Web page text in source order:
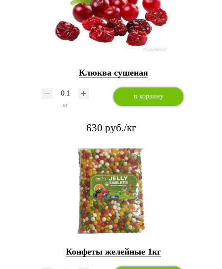
Клюква сушеная
кг
в корзину
630 руб./кг
Конфеты желейные 1кг